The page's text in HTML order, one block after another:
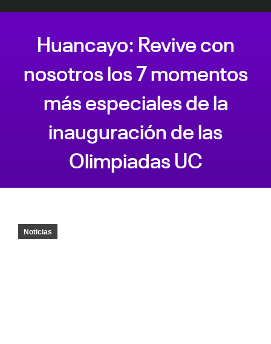
Huancayo: Revive con
nosotros los 7 momentos
más especiales de la
inauguración de las
Olimpiadas UC
Noticias